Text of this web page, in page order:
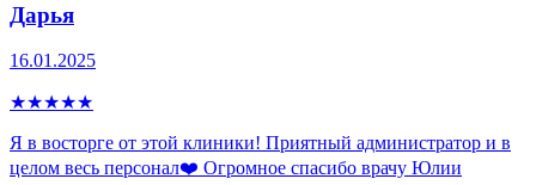
Дарья
16.01.2025
★★★★★
Я в восторге от этой клиники! Приятный администратор и в
целом весь персонал❤️ Огромное спасибо врачу Юлии